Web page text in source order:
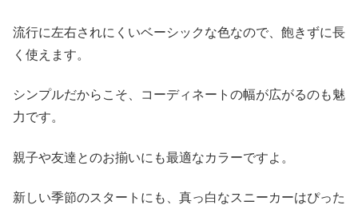
流行に左右されにくいベーシックな色なので、飽きずに長
く使えます。
シンプルだからこそ、コーディネートの幅が広がるのも魅
力です。
親子や友達とのお揃いにも最適なカラーですよ。
新しい季節のスタートにも、真っ白なスニーカーはぴった